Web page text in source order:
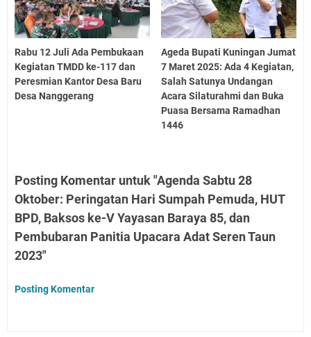
Rabu 12 Juli Ada Pembukaan
Kegiatan TMDD ke-117 dan
Peresmian Kantor Desa Baru
Desa Nanggerang
Ageda Bupati Kuningan Jumat
7 Maret 2025: Ada 4 Kegiatan,
Salah Satunya Undangan
Acara Silaturahmi dan Buka
Puasa Bersama Ramadhan
1446
Posting Komentar untuk "Agenda Sabtu 28
Oktober: Peringatan Hari Sumpah Pemuda, HUT
BPD, Baksos ke-V Yayasan Baraya 85, dan
Pembubaran Panitia Upacara Adat Seren Taun
2023"
Posting Komentar